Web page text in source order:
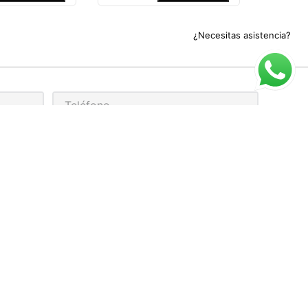
¿Necesitas asistencia?